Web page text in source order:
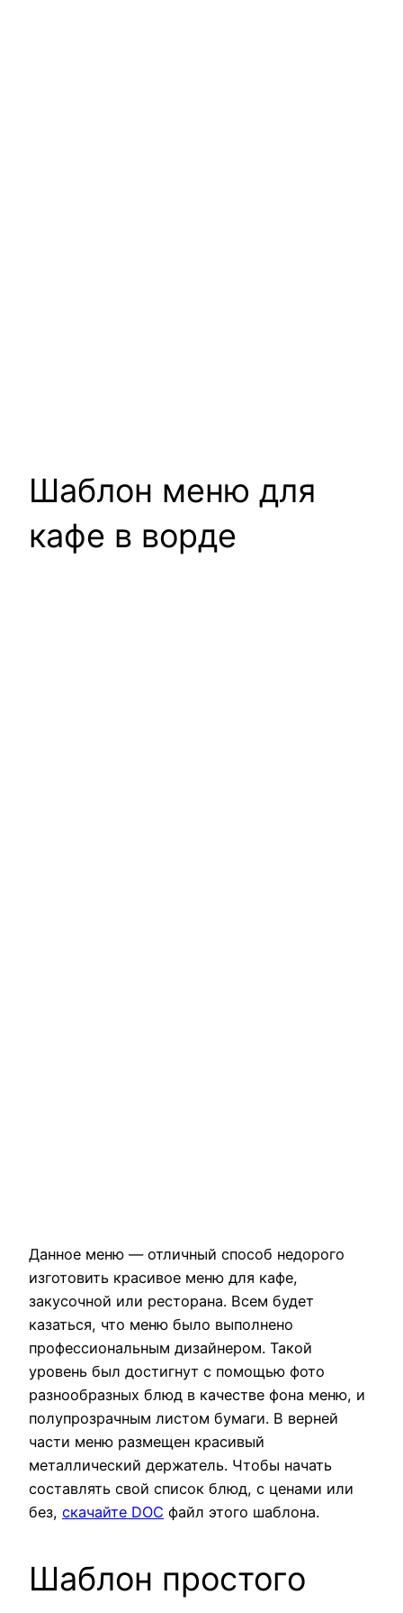
Шаблон меню для
кафе в ворде
Данное меню — отличный способ недорого
изготовить красивое меню для кафе,
закусочной или ресторана. Всем будет
казаться, что меню было выполнено
профессиональным дизайнером. Такой
уровень был достигнут с помощью фото
разнообразных блюд в качестве фона меню, и
полупрозрачным листом бумаги. В верней
части меню размещен красивый
металлический держатель. Чтобы начать
составлять свой список блюд, с ценами или
без, скачайте DOC файл этого шаблона.
Шаблон простого